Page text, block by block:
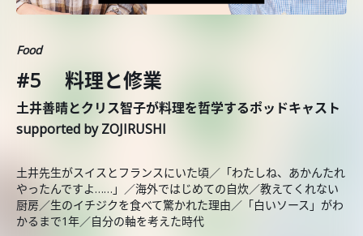
Food
#5 料理と修業
土井善晴とクリス智子が料理を哲学するポッドキャスト
supported by ZOJIRUSHI
土井先生がスイスとフランスにいた頃／「わたしね、あかんたれ
やったんですよ……」／海外ではじめての自炊／教えてくれない
厨房／生のイチジクを食べて驚かれた理由／「白いソース」がわ
かるまで1年／自分の軸を考えた時代